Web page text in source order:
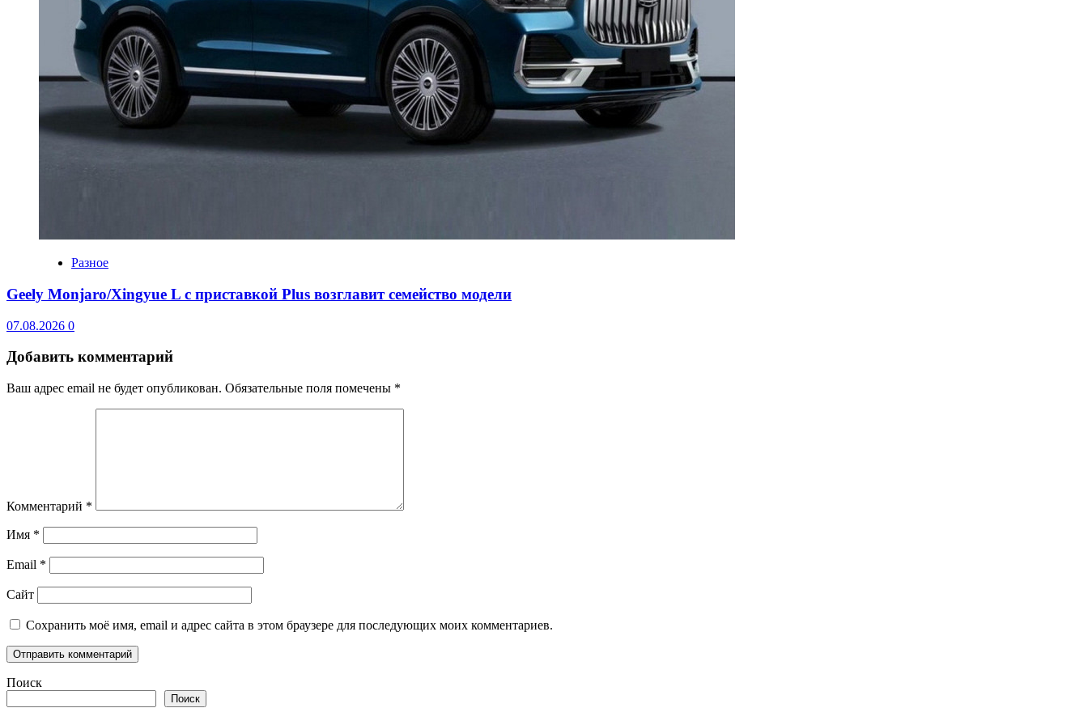
Разное
Geely Monjaro/Xingyue L с приставкой Plus возглавит семейство модели
07.08.2026 0
Добавить комментарий
Ваш адрес email не будет опубликован. Обязательные поля помечены *
Комментарий *
Имя *
Email *
Сайт
Сохранить моё имя, email и адрес сайта в этом браузере для последующих моих комментариев.
Поиск
Поиск